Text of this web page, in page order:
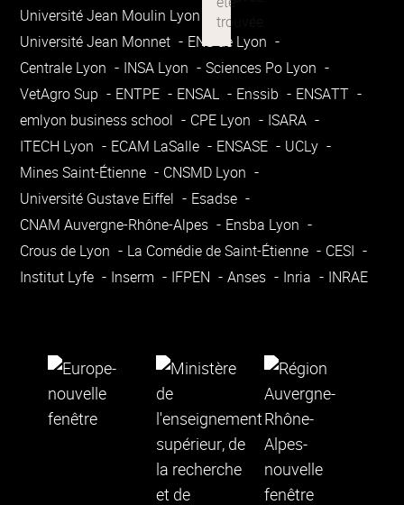
Université Jean Moulin Lyon 3
Université Jean Monnet
ENS de Lyon
Centrale Lyon
INSA Lyon
Sciences Po Lyon
VetAgro Sup
ENTPE ENSAL Enssib
ENSATT
emlyon business school
CPE Lyon
ISARA
ITECH Lyon
ECAM LaSalle ENSASE
UCLy
Mines Saint-Étienne
CNSMD Lyon
Université Gustave Eiffel
Esadse
CNAM Auvergne-Rhône-Alpes
Ensba Lyon
Crous de Lyon
La Comédie de Saint-Étienne
CESI
Institut Lyfe
Inserm IFPEN Anses Inria INRAE